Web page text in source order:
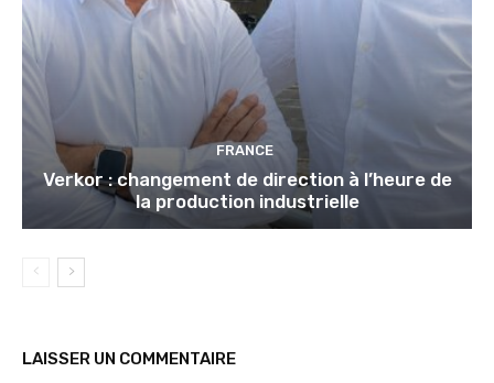
FRANCE
Verkor : changement de direction à l’heure de
la production industrielle
LAISSER UN COMMENTAIRE